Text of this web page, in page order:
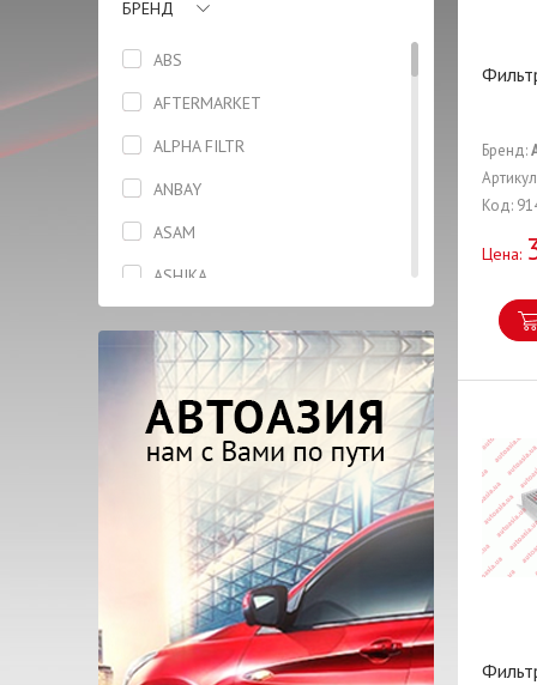
Датчик скорости
Диск тормозной
Жидкость тормозная
Капот
Клапана
Колодки
Кольца поршневые
Масло моторное
БРЕНД
ABS
AFTERMARKET
ALPHA FILTR
ANBAY
ASAM
ASHIKA
AUTLOG
BCGUMA
BLUE PRINT
BREMBO
CASTROL
CHERY
CORTECO
Бренд:
Код:
Цена: